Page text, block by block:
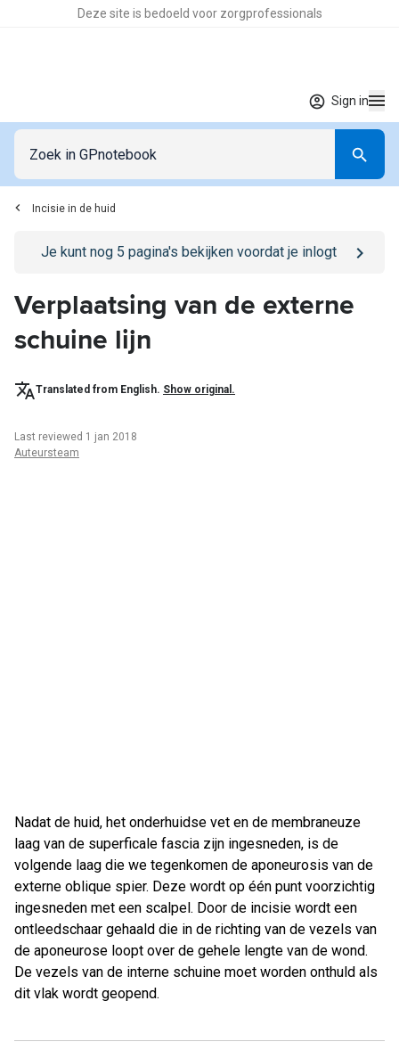
Deze site is bedoeld voor zorgprofessionals
Sign in
Incisie in de huid
Go to/sign-in page
Je kunt nog 5 pagina's bekijken voordat je inlogt
Verplaatsing van de externe
schuine lijn
Translated from English. Show original.
Last reviewed 1 jan 2018
Auteursteam
Nadat de huid, het onderhuidse vet en de membraneuze
laag van de superficale fascia zijn ingesneden, is de
volgende laag die we tegenkomen de aponeurosis van de
externe oblique spier. Deze wordt op één punt voorzichtig
ingesneden met een scalpel. Door de incisie wordt een
ontleedschaar gehaald die in de richting van de vezels van
de aponeurose loopt over de gehele lengte van de wond.
De vezels van de interne schuine moet worden onthuld als
dit vlak wordt geopend.